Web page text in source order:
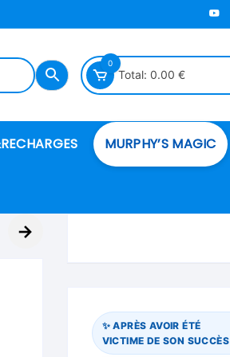
0
Total: 0.00 €
MURPHY’S MAGIC
→
✨ APRÈS AVOIR ÉTÉ
VICTIME DE SON SUCCÈS